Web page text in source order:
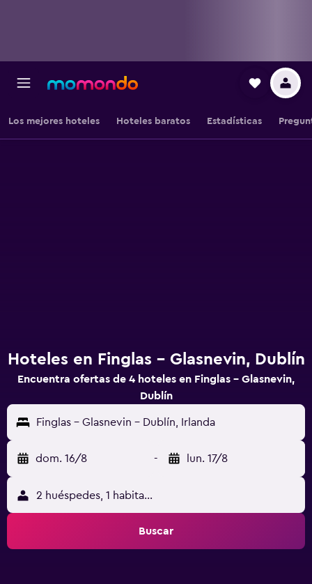
Los mejores hoteles Hoteles baratos Estadísticas
Hoteles en Finglas - Glasnevin, Dublín
Encuentra ofertas de 4 hoteles en Finglas - Glasnevin,
Dublín
Finglas - Glasnevin - Dublín, Irlanda
dom. 16/8 - lun. 17/8
2 huéspedes, 1 habitación
Buscar